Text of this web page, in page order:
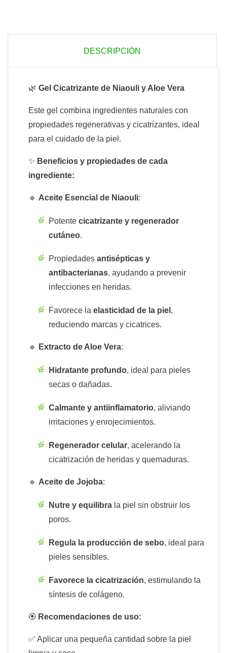
DESCRIPCIÓN
🌿 Gel Cicatrizante de Niaouli y Aloe Vera
Este gel combina ingredientes naturales con
propiedades regenerativas y cicatrizantes, ideal
para el cuidado de la piel.
✨ Beneficios y propiedades de cada
ingrediente:
🔹 Aceite Esencial de Niaouli:
Potente cicatrizante y regenerador
cutáneo.
Propiedades antisépticas y
antibacterianas, ayudando a prevenir
infecciones en heridas.
Favorece la elasticidad de la piel ,
reduciendo marcas y cicatrices.
🔹 Extracto de Aloe Vera:
Hidratante profundo, ideal para pieles
secas o dañadas.
Calmante y antiinflamatorio, aliviando
irritaciones y enrojecimientos.
Regenerador celular, acelerando la
cicatrización de heridas y quemaduras.
🔹 Aceite de Jojoba:
Nutre y equilibra la piel sin obstruir los
poros.
Regula la producción de sebo, ideal para
pieles sensibles.
Favorece la cicatrización, estimulando la
síntesis de colágeno.
🏵️ Recomendaciones de uso:
✅ Aplicar una pequeña cantidad sobre la piel